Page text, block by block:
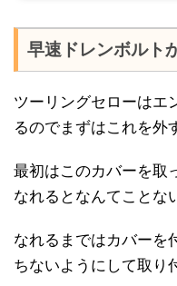
早速ドレンボルト
ツーリングセローはエ
るのでまずはこれを外
最初はこのカバーを取
なれるとなんてことな
なれるまではカバーを
ちないようにして取り